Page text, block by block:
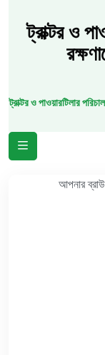
ট্রাক্টর ও
ট্রাক্টর ও পাওয়ারটিলার
আপনার